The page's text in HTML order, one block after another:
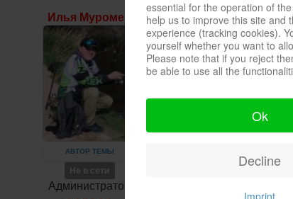
Илья Муромец
АВТОР ТЕМЫ
Не в сети
Администратор
Илья Муромец
Очень радует, что
любимом хобби,
интересные
знакомого Вадима.
журнал как Вадим.
Для тех у кого
essential for the operation of
help us to improve this site and
experience (tracking cookies).
yourself whether you want to
Please note that if you reject
be able to use all the
Ok
Decline
Imprint